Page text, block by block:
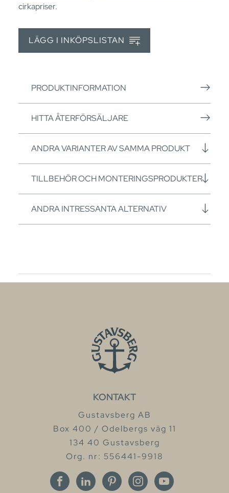
cirkapriser.
LÄGG I INKÖPSLISTAN
PRODUKTINFORMATION
HITTA ÅTERFÖRSÄLJARE
ANDRA VARIANTER AV SAMMA PRODUKT
TILLBEHÖR OCH MONTERINGSPRODUKTER
ANDRA INTRESSANTA ALTERNATIV
KONTAKT
Gustavsberg AB
Box 400 / Odelbergs väg 11
134 40 Gustavsberg
Org. nr: 556441-9918